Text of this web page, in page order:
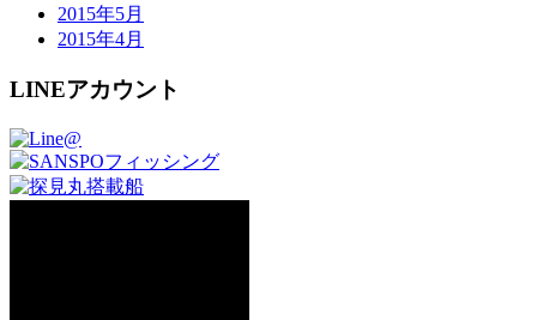
2015年5月
2015年4月
LINEアカウント